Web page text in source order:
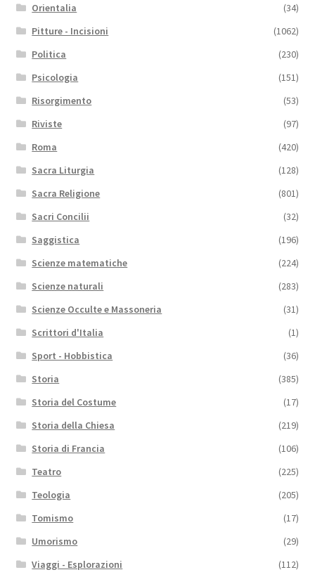
Orientalia
(34)
Pitture - Incisioni
(1062)
Politica
(230)
Psicologia
(151)
Risorgimento
(53)
Riviste
(97)
Roma
(420)
Sacra Liturgia
(128)
Sacra Religione
(801)
Sacri Concilii
(32)
Saggistica
(196)
Scienze matematiche
(224)
Scienze naturali
(283)
Scienze Occulte e Massoneria
(31)
Scrittori d'Italia
(1)
Sport - Hobbistica
(36)
Storia
(385)
Storia del Costume
(17)
Storia della Chiesa
(219)
Storia di Francia
(106)
Teatro
(225)
Teologia
(205)
Tomismo
(17)
Umorismo
(29)
Viaggi - Esplorazioni
(112)